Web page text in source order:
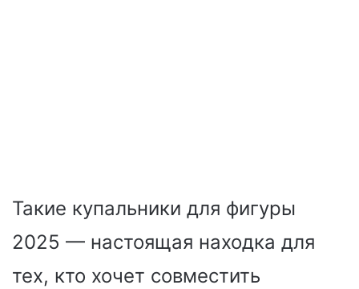
Такие купальники для фигуры
2025 — настоящая находка для
тех, кто хочет совместить